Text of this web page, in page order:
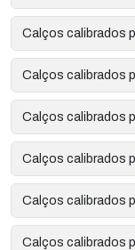
Calços calibrados
Calços calibrados
Calços calibrados
Calços calibrados
Calços calibrados
Calços calibrados